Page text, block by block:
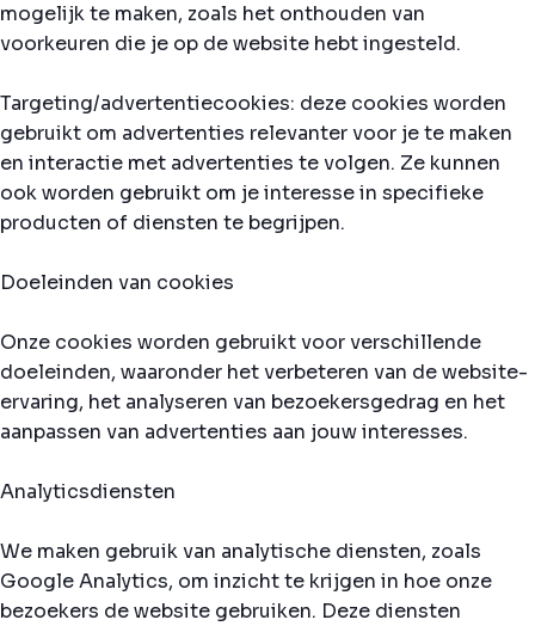
mogelijk te maken, zoals het onthouden van
voorkeuren die je op de website hebt ingesteld.
Targeting/advertentiecookies: deze cookies worden
gebruikt om advertenties relevanter voor je te maken
en interactie met advertenties te volgen. Ze kunnen
ook worden gebruikt om je interesse in specifieke
producten of diensten te begrijpen.
Doeleinden van cookies
Onze cookies worden gebruikt voor verschillende
doeleinden, waaronder het verbeteren van de website-
ervaring, het analyseren van bezoekersgedrag en het
aanpassen van advertenties aan jouw interesses.
Analyticsdiensten
We maken gebruik van analytische diensten, zoals
Google Analytics, om inzicht te krijgen in hoe onze
bezoekers de website gebruiken. Deze diensten